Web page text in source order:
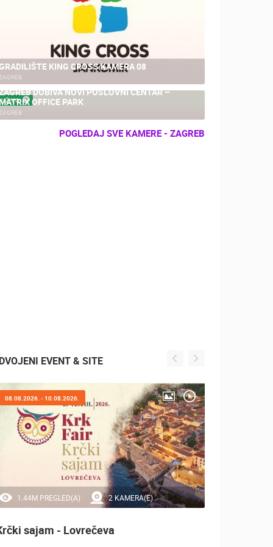
GRADILIŠTE KING CROSS KAMERA 08
ZAGREB
UŽIVO
DOBIVA NOVI POSLOVNI CENTAR –
OFFICE PARK
ZAGREB
POGLEDAJ SVE KAMERE - ZAGREB
EVENT & SITE
1.44M PREGLED(A) 2 KAMERA(E)
08.08.2026. - 10.08.2026.
sajam - Lovrečeva